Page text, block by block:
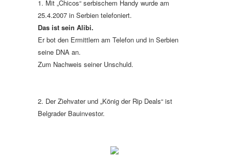
1. Mit „Chicos“ serbischem Handy wurde am
25.4.2007 in Serbien telefoniert.
Das ist sein Alibi.
Er bot den Ermittlern am Telefon und in Serbien
seine DNA an.
Zum Nachweis seiner Unschuld.
2. Der Ziehvater und „König der Rip Deals“ ist
Belgrader Bauinvestor.